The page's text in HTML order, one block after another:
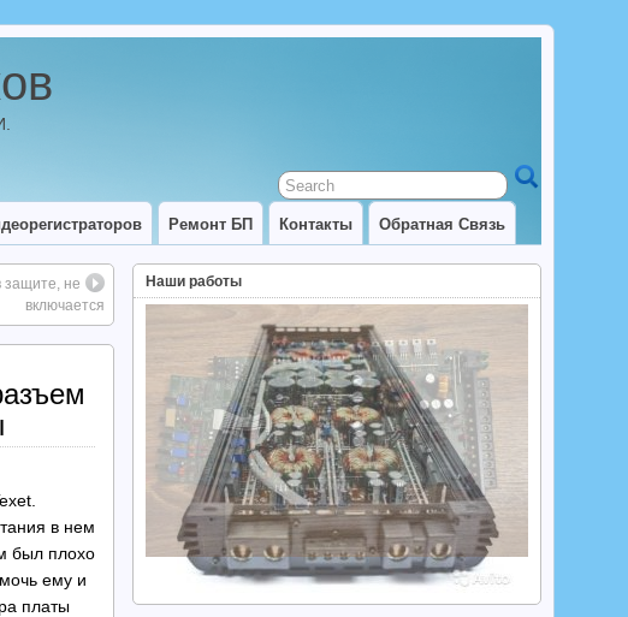
Ремонт БП Контакты Обратная Связь
защите, не
включается
в нем
был плохо
ему и
платы
Наши работы